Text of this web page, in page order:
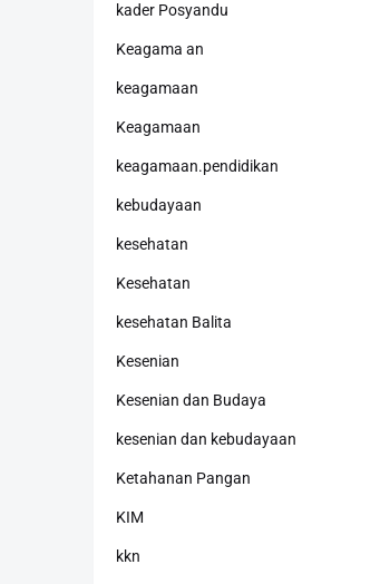
kader Posyandu
Keagama an
keagamaan
Keagamaan
keagamaan.pendidikan
kebudayaan
kesehatan
Kesehatan
kesehatan Balita
Kesenian
Kesenian dan Budaya
kesenian dan kebudayaan
Ketahanan Pangan
KIM
kkn